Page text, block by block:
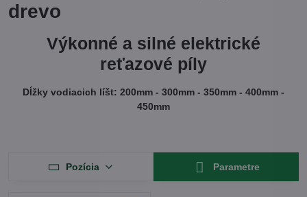
drevo
Výkonné a silné elektrické
reťazové píly
Dĺžky vodiacich líšt: 200mm - 300mm - 350mm - 400mm -
450mm
Pozícia Parametre